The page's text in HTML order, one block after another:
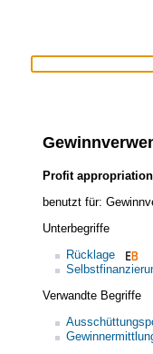
Profit appropriation
benutzt für:
Unterbegriffe
Rücklage
Verwandte Begriffe